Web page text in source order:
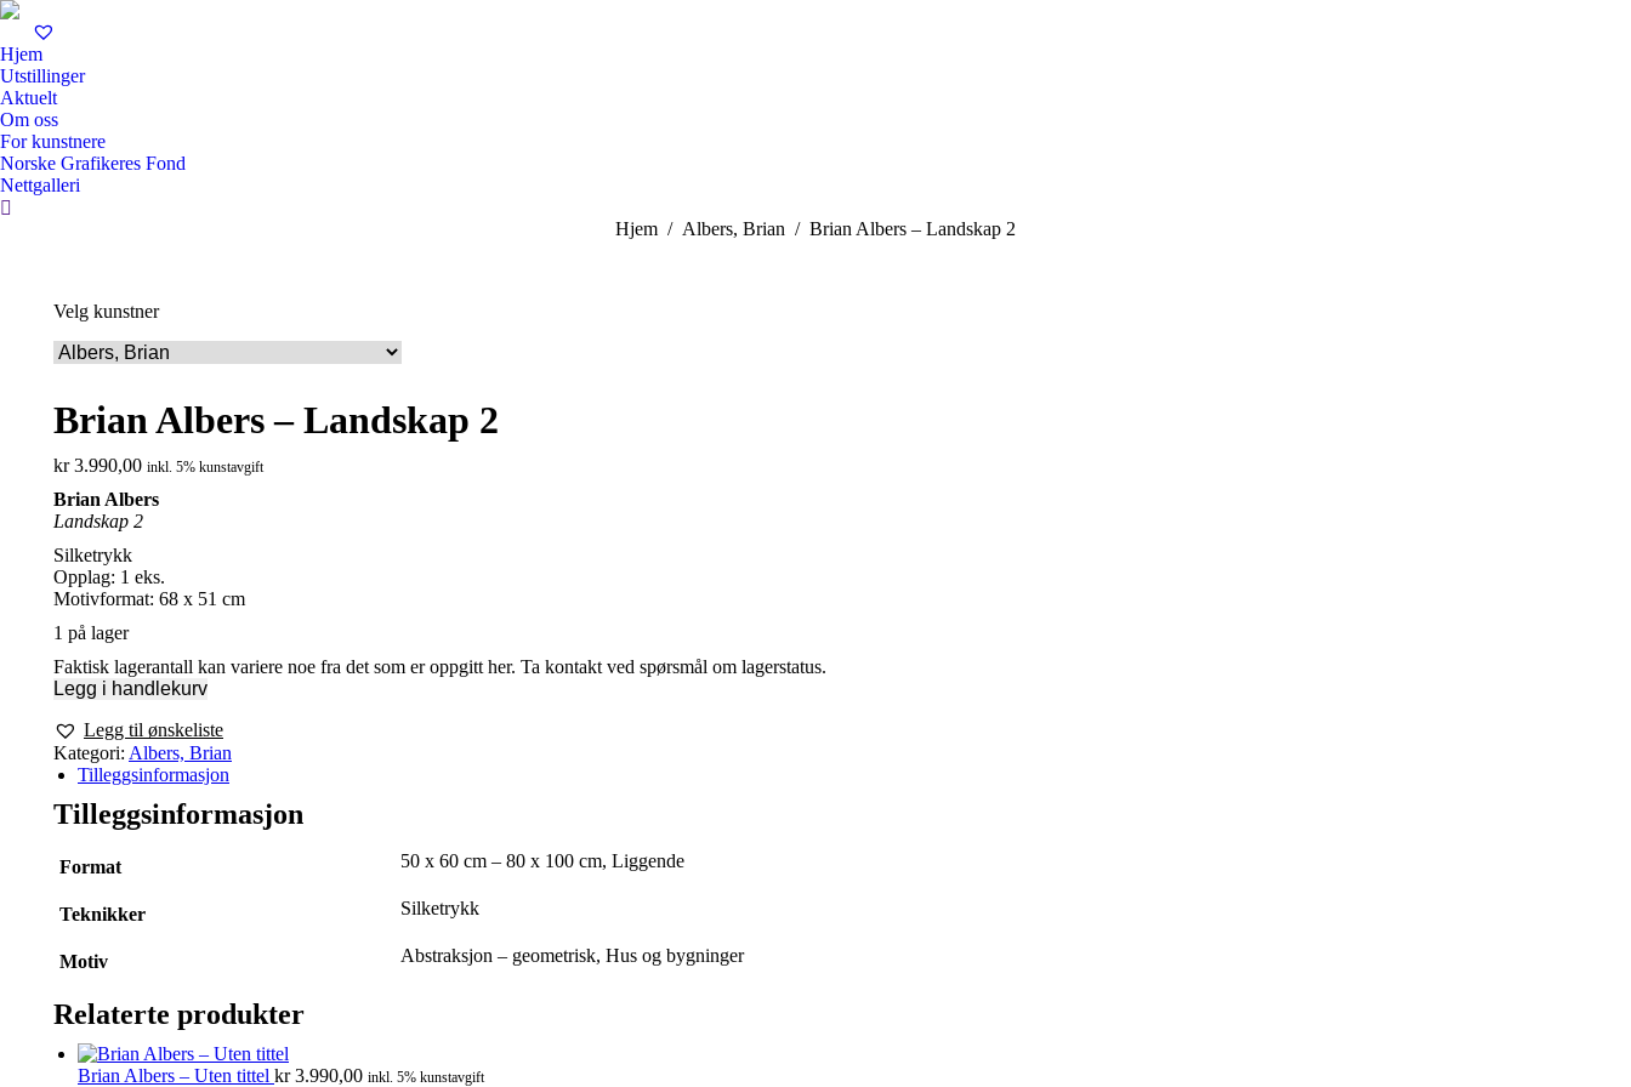
Hjem
Utstillinger
Aktuelt
Om oss
For kunstnere
Norske Grafikeres Fond
Nettgalleri
Search:
You are here:
Hjem Albers, Brian Brian Albers – Landskap 2
Velg kunstner
Brian Albers – Landskap 2
kr3.990,00 inkl. 5% kunstavgift
Brian Albers
Landskap 2
Silketrykk
Opplag: 1 eks.
Motivformat: 68 x 51 cm
1 på lager
Faktisk lagerantall kan variere noe fra det som er oppgitt her. Ta kontakt ved spørsmål om lagerstatus.
Legg i handlekurv
Legg til ønskeliste
Kategori: Albers, Brian
Tilleggsinformasjon
Tilleggsinformasjon
Format 50 x 60 cm – 80 x 100 cm, Liggende
Teknikker Silketrykk
Motiv Abstraksjon – geometrisk, Hus og bygninger
Relaterte produkter
Brian Albers – Uten tittel kr3.990,00 inkl. 5% kunstavgift